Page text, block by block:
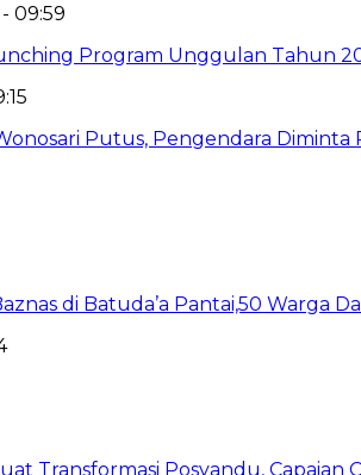
09:59
Program Unggulan Tahun
Putus, Pengendara
di Batuda’a Pantai,50 Warga
Transformasi Posyandu, Capaian